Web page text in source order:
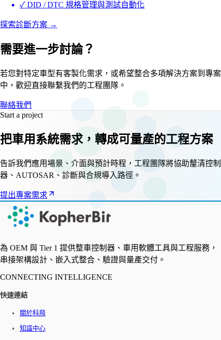
✓ DID / DTC 規格管理與測試自動化
探索診斷方案 →
需要進一步討論？
若您對特定車型有客製化需求，或希望整合多項解決方案到專案
中，歡迎直接聯繫我們的工程團隊。
聯絡我們
Start a project
把車用系統需求，轉成可量產的工程方案
告訴我們應用場景、介面與預計時程，工程團隊將協助釐清控制
器、AUTOSAR、診斷與合規導入路徑。
提出專案需求
為 OEM 與 Tier 1 提供整車控制器、車用軟體工具與工程服務，
串接架構設計、嵌入式整合、驗證與量產交付。
CONNECTING INTELLIGENCE
快速連結
關於科飛
知識中心